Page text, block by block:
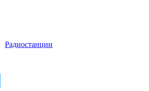
Радиостанции